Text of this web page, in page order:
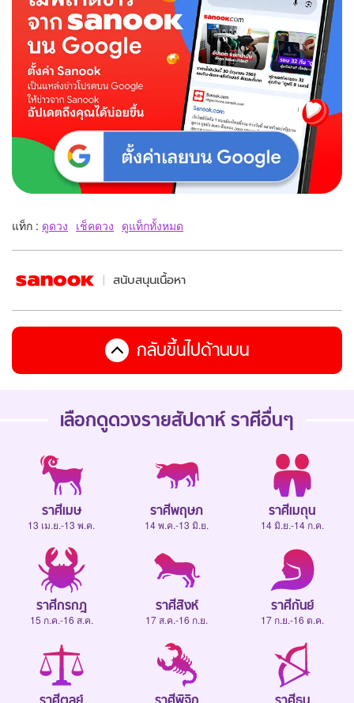
แท็ก : ดูดวง เช็คดวง ดูแท็กทั้งหมด
สนับสนุนเนื้อหา
กลับขึ้นไปด้านบน
เลือกดูดวงรายสัปดาห์ ราศีอื่นๆ
ราศีเมษ
13 เม.ย.-13 พ.ค.
ราศีพฤษภ
14 พ.ค.-13 มิ.ย.
ราศีเมถุน
14 มิ.ย.-14 ก.ค.
ราศีกรกฎ
15 ก.ค.-16 ส.ค.
ราศีสิงห์
17 ส.ค.-16 ก.ย.
ราศีกันย์
17 ก.ย.-16 ต.ค.